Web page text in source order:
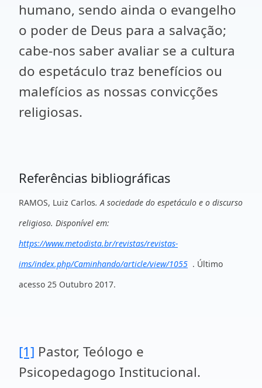
humano, sendo ainda o evangelho
o poder de Deus para a salvação;
cabe-nos saber avaliar se a cultura
do espetáculo traz benefícios ou
malefícios as nossas convicções
religiosas.
Referências bibliográficas
RAMOS, Luiz Carlos. A sociedade do espetáculo e o discurso
religioso. Disponível em:
https://www.metodista.br/revistas/revistas-
ims/index.php/Caminhando/article/view/1055 . Último
acesso 25 Outubro 2017.
[1] Pastor, Teólogo e
Psicopedagogo Institucional.